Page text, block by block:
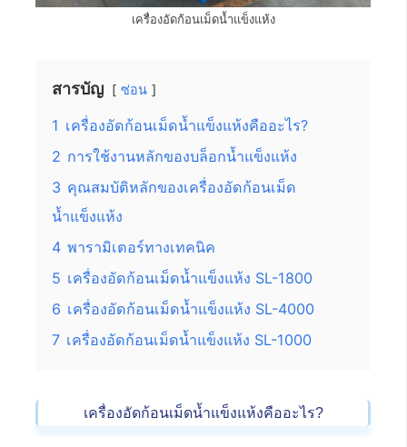
เครื่องอัดก้อนเม็ดน้ำแข็งแห้ง
สารบัญ ซ่อน
1 เครื่องอัดก้อนเม็ดน้ำแข็งแห้งคืออะไร?
2 การใช้งานหลักของบล็อกน้ำแข็งแห้ง
3 คุณสมบัติหลักของเครื่องอัดก้อนเม็ด
น้ำแข็งแห้ง
4 พารามิเตอร์ทางเทคนิค
5 เครื่องอัดก้อนเม็ดน้ำแข็งแห้ง SL-1800
6 เครื่องอัดก้อนเม็ดน้ำแข็งแห้ง SL-4000
7 เครื่องอัดก้อนเม็ดน้ำแข็งแห้ง SL-1000
เครื่องอัดก้อนเม็ดน้ำแข็งแห้งคืออะไร?